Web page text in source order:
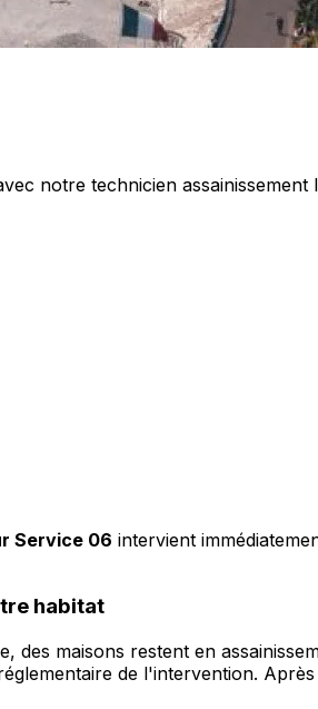
notre technicien assainissement
Service 06 intervient
habitat
des maisons restent en
de l'intervention.